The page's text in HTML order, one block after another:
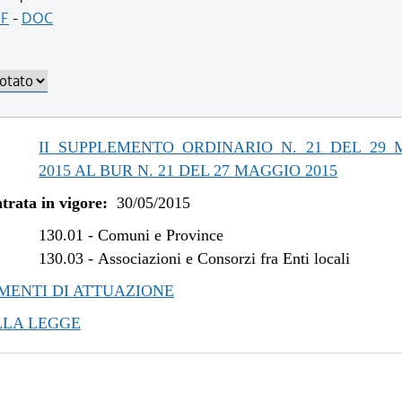
al 10/07/2019
al 08/08/2018
al 31/12/2016
al 14/12/2016
al 10/08/2015
- DOC
II SUPPLEMENTO ORDINARIO N. 21 DEL 29
2015 AL BUR N. 21 DEL 27 MAGGIO 2015
in vigore: 30/05/2015
130.01 -Comuni e Province
130.03 -Associazioni e Consorzi fra Enti locali
DI ATTUAZIONE
LEGGE